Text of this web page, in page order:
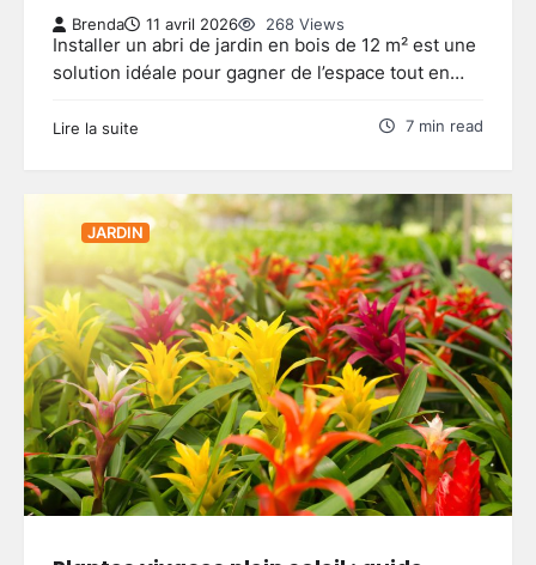
Brenda 11 avril 2026 268 Views
Installer un abri de jardin en bois de 12 m² est une
solution idéale pour gagner de l’espace tout en…
Lire la suite 7 min read
JARDIN
3
Clôture jardin moderne : comment
choisir le style adapté à votre
extérieur
Brenda 27 mai 2026
Aménager un balcon fleuri :
astuces pour réussir votre espace